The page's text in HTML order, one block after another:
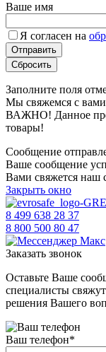
Ваше имя
Я согласен на
Заполните поля
Мы свяжемся с
ВАЖНО! Данное
товары!
Сообщение
Ваше сообщение
Вами свяжется наш
Закрыть окно
8 499 638 28 37
8 800 500 80 47
Заказать звонок
Оставьте Ваше
специалисты
решения Вашего
Ваш телефон*